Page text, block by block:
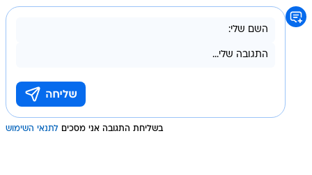
בשליחת התגובה אני מסכים לתנאי השימוש